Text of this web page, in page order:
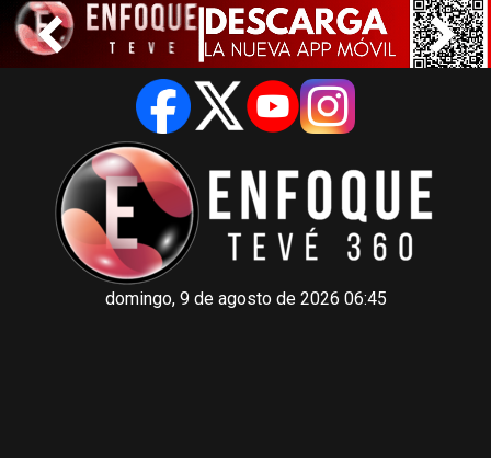
domingo, 9 de agosto de 2026 06:45